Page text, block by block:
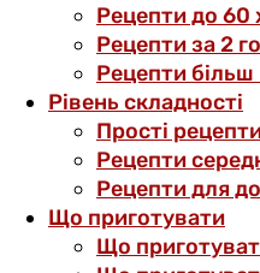
Рецепти до 60
Рецепти за 2
Рецепти більш
Рівень складності
Прості
Рецепти
Рецепти для
Що приготувати
Що